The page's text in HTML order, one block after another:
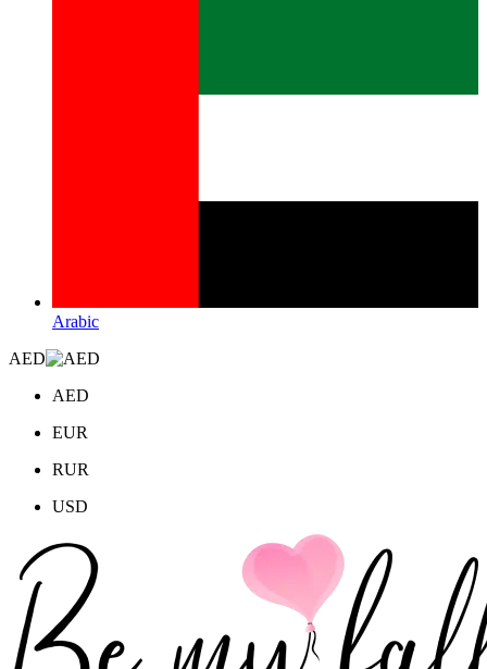
Arabic
AED
AED
EUR
RUR
USD